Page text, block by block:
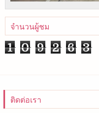
จำนวนผู้ชม
1 0 9 2 6 3
ติดต่อเรา